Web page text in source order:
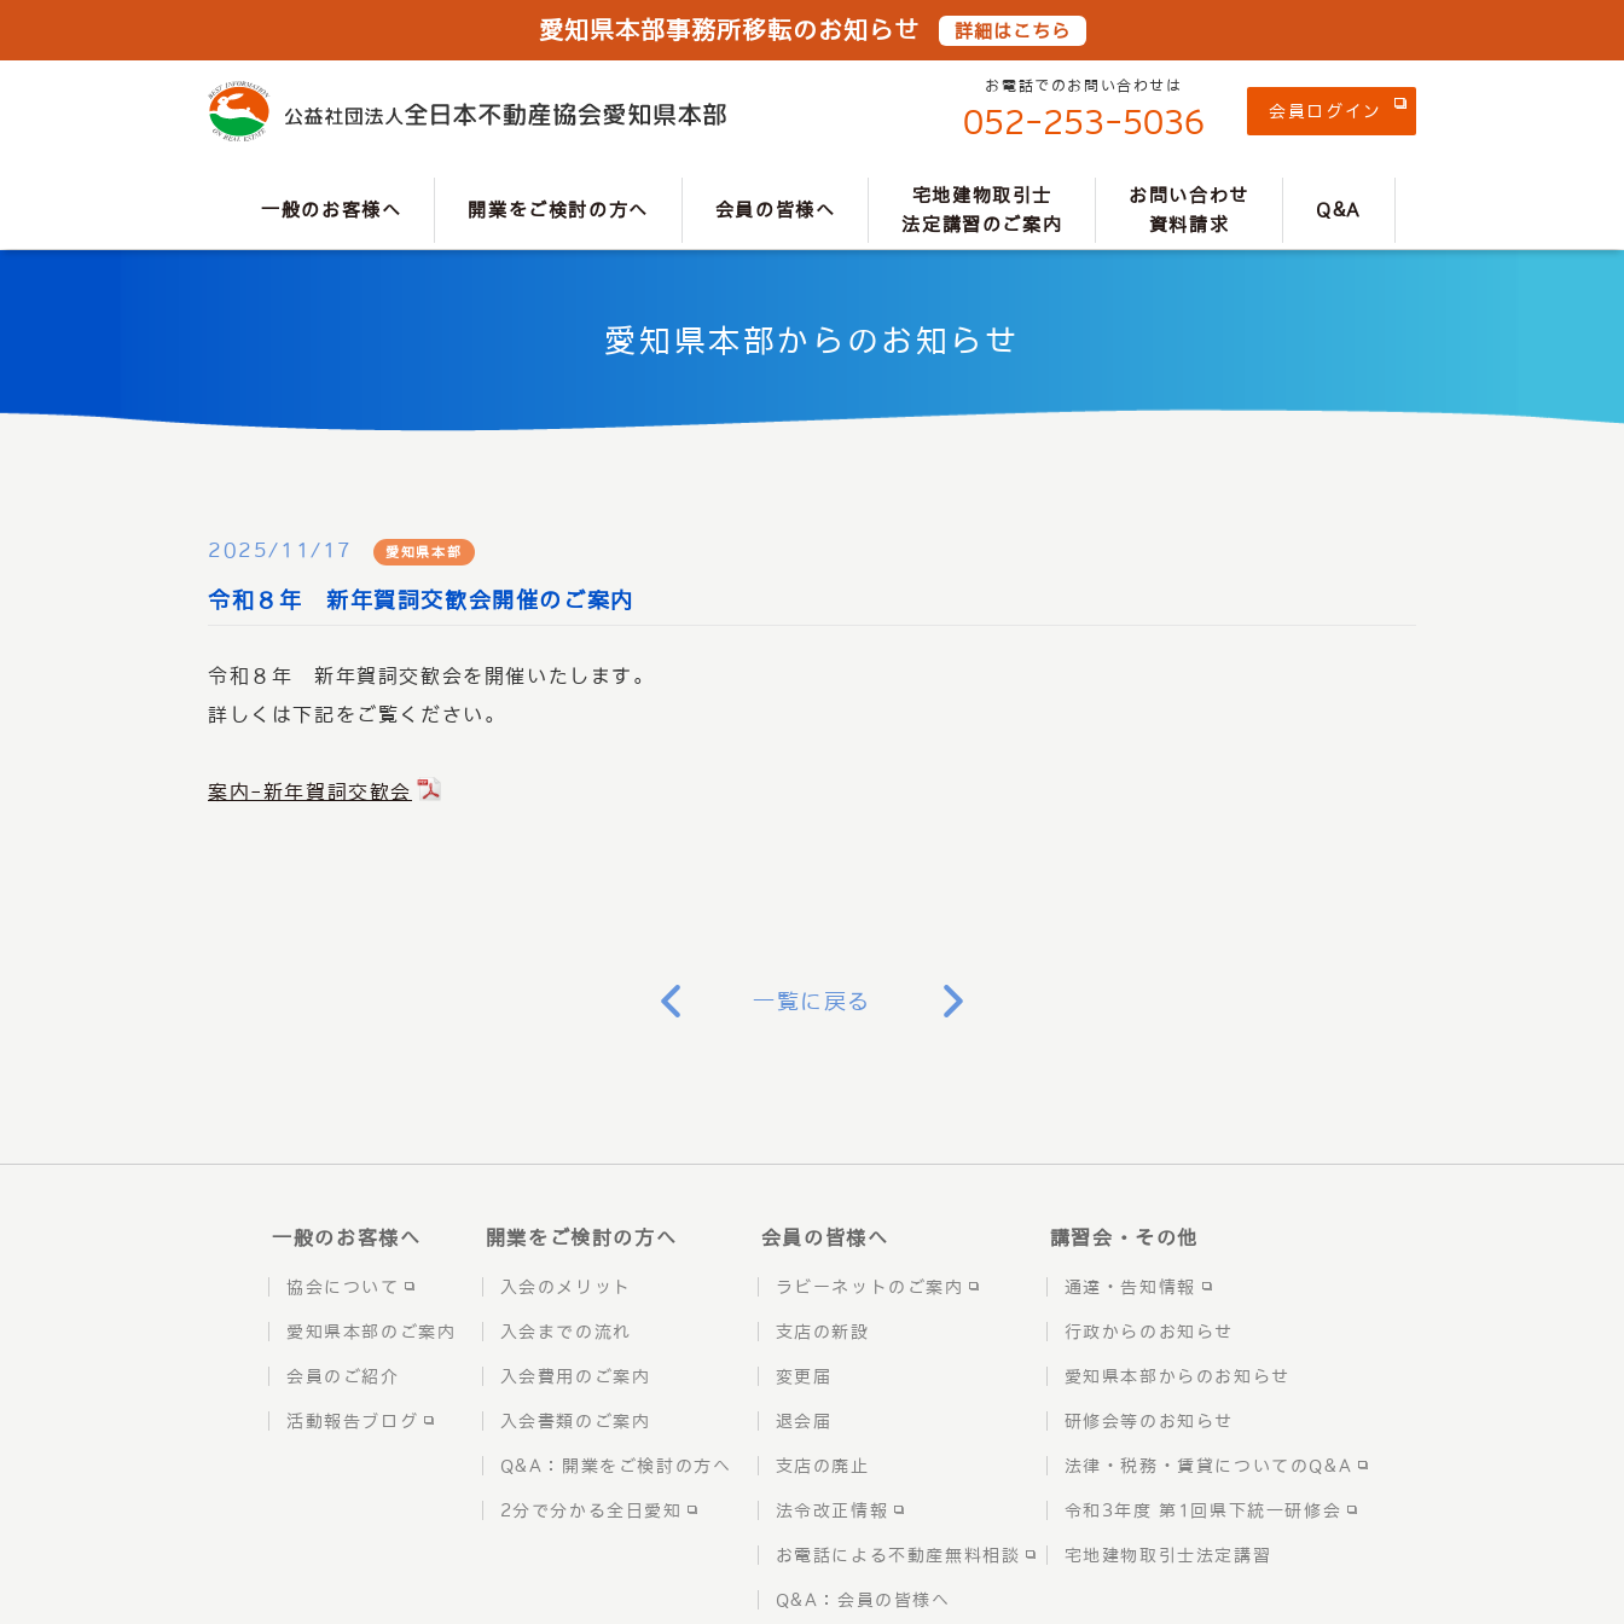
愛知県本部事務所移転のお知らせ 詳細はこちら
お電話でのお問い合わせは
052-253-5036 会員ログイン
一般のお客様へ 開業をご検討の方へ 会員の皆様へ
宅地建物取引士
法定講習のご案内
お問い合わせ
資料請求
Q&A
愛知県本部からのお知らせ
2025/11/17 愛知県本部
令和８年 新年賀詞交歓会開催のご案内
令和８年 新年賀詞交歓会を開催いたします。
詳しくは下記をご覧ください。
案内-新年賀詞交歓会
一覧に戻る
一般のお客様へ
協会について
愛知県本部のご案内
会員のご紹介
活動報告ブログ
開業をご検討の方へ
入会のメリット
入会までの流れ
入会費用のご案内
入会書類のご案内
Q&A：開業をご検討の方へ
2分で分かる全日愛知
会員の皆様へ
ラビーネットのご案内
支店の新設
変更届
退会届
支店の廃止
法令改正情報
お電話による不動産無料相談
Q&A：会員の皆様へ
講習会・その他
通達・告知情報
行政からのお知らせ
愛知県本部からのお知らせ
研修会等のお知らせ
法律・税務・賃貸についてのQ&A
令和3年度 第1回県下統一研修会
宅地建物取引士法定講習